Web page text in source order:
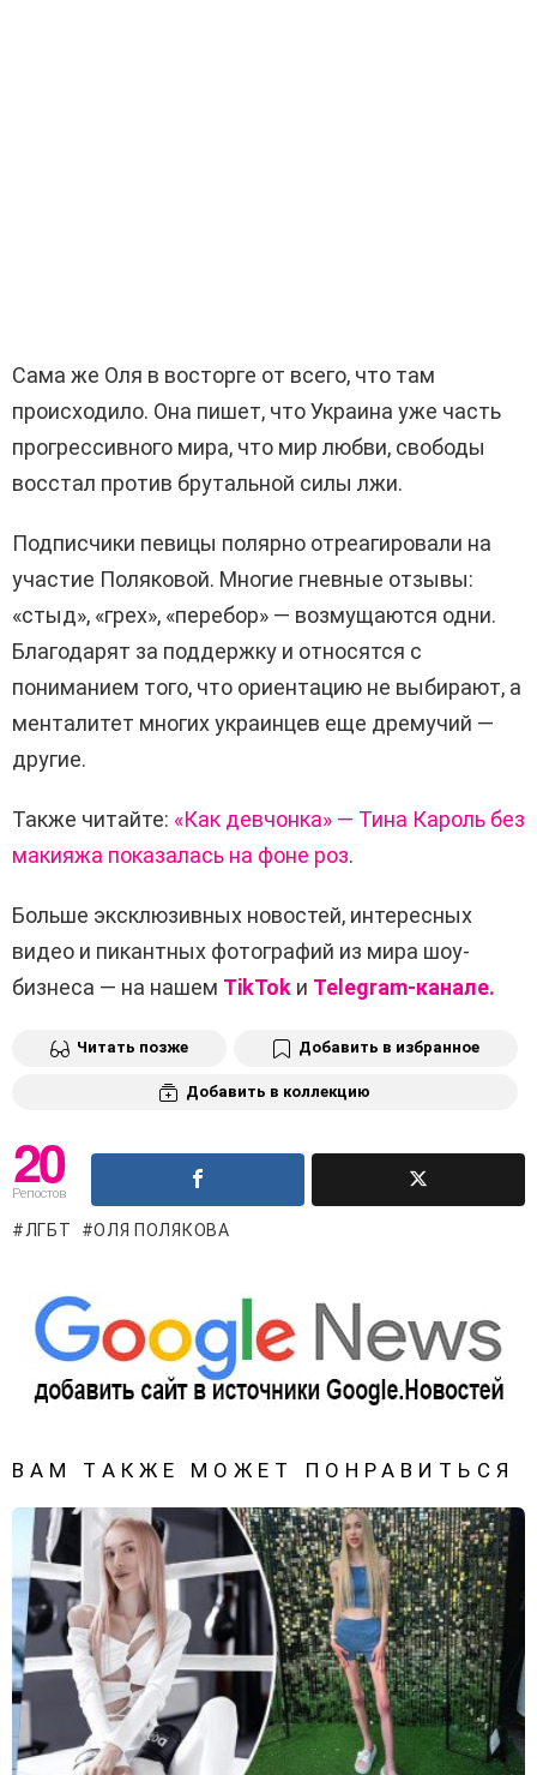
Сама же Оля в восторге от всего, что там
происходило. Она пишет, что Украина уже часть
прогрессивного мира, что мир любви, свободы
восстал против брутальной силы лжи.
Подписчики певицы полярно отреагировали на
участие Поляковой. Многие гневные отзывы:
«стыд», «грех», «перебор» — возмущаются одни.
Благодарят за поддержку и относятся с
пониманием того, что ориентацию не выбирают, а
менталитет многих украинцев еще дремучий —
другие.
Также читайте: «Как девчонка» — Тина Кароль без
макияжа показалась на фоне роз.
Больше эксклюзивных новостей, интересных
видео и пикантных фотографий из мира шоу-
бизнеса — на нашем TikTok и Telegram-канале.
Читать позже Добавить в избранное
Добавить в коллекцию
20
Репостов
ЛГБТ ОЛЯ ПОЛЯКОВА
ВАМ ТАКЖЕ МОЖЕТ ПОНРАВИТЬСЯ